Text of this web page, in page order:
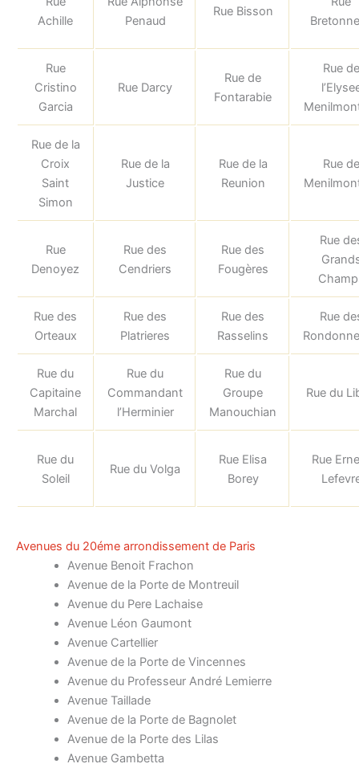
Achille
Penaud
Rue Bisson
Rue
Cristino
Garcia
Rue Darcy
Rue de
Fontarabie
Rue de
Rue de la
Croix
Saint
Simon
Rue de la
Justice
Rue de la
Reunion
Rue de
Rue
Denoyez
Rue des
Cendriers
Rue des
Fougères
Rue
Rue des
Orteaux
Rue des
Platrieres
Rue des
Rasselins
Rue
Rue du
Capitaine
Marchal
Rue du
Commandant
l’Herminier
Rue du
Groupe
Manouchian
Rue du
Rue du
Soleil
Rue du Volga
Rue Elisa
Borey
Rue
Avenues du 20éme arrondissement de Paris
Avenue Benoit Frachon
Avenue de la Porte de Montreuil
Avenue du Pere Lachaise
Avenue Léon Gaumont
Avenue Cartellier
Avenue de la Porte de Vincennes
Avenue du Professeur André Lemierre
Avenue Taillade
Avenue de la Porte de Bagnolet
Avenue de la Porte des Lilas
Avenue Gambetta